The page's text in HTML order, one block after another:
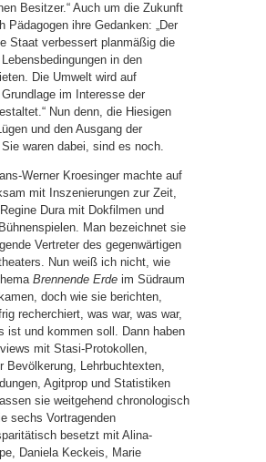
Besitzer.“ Auch um die Zukunft
Pädagogen ihre Gedanken: „Der
Staat verbessert planmäßig die
in den
Die Umwelt wird auf
im Interesse der
Nun denn, die Hiesigen
und den Ausgang der
waren dabei, sind es noch.
Werner Kroesinger machte auf
mit Inszenierungen zur Zeit,
Dura mit Dokfilmen und
Man bezeichnet sie
Vertreter des gegenwärtigen
Nun weiß ich nicht, wie
Brennende Erde im Südraum
doch wie sie berichten,
recherchiert, was war, was war,
ist und kommen soll. Dann haben
mit Stasi-Protokollen,
Bevölkerung, Lehrbuchtexten,
Agitprop und Statistiken
sie weitgehend chronologisch
sechs Vortragenden
besetzt mit Alina-
Daniela Keckeis, Marie